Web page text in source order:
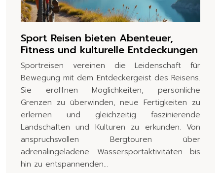
Sport Reisen bieten Abenteuer,
Fitness und kulturelle Entdeckungen
Sportreisen vereinen die Leidenschaft für
Bewegung mit dem Entdeckergeist des Reisens.
Sie eröffnen Möglichkeiten, persönliche
Grenzen zu überwinden, neue Fertigkeiten zu
erlernen und gleichzeitig faszinierende
Landschaften und Kulturen zu erkunden. Von
anspruchsvollen Bergtouren über
adrenalingeladene Wassersportaktivitäten bis
hin zu entspannenden…